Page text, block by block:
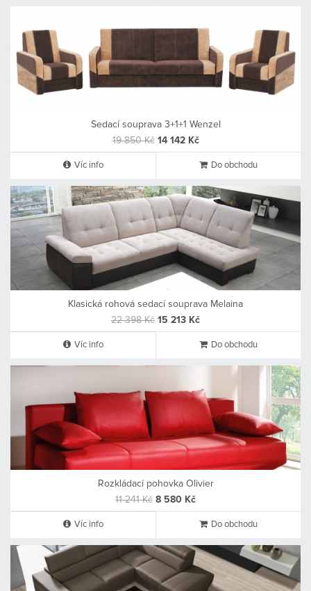
Sedací souprava 3+1+1 Wenzel
19 850 Kč 14 142 Kč
Víc info Do obchodu
Klasická rohová sedací souprava Melaina
22 398 Kč 15 213 Kč
Víc info Do obchodu
Rozkládací pohovka Olivier
11 241 Kč 8 580 Kč
Víc info Do obchodu